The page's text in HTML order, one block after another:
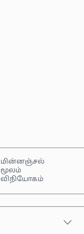
மின்னஞ்சல்
மூலம்
விநியோகம்